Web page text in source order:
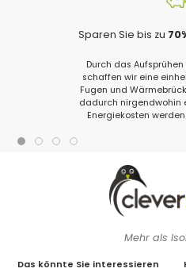
Sparen Sie bis zu
Durch das
schaffen wir eine
Fugen und
dadurch nirgendwohin
Energiekosten
Mehr als
Das könnte Sie interessieren